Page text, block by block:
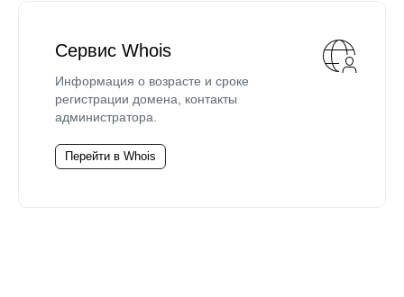
Сервис Whois
Информация о возрасте и сроке
регистрации домена, контакты
администратора.
Перейти в Whois